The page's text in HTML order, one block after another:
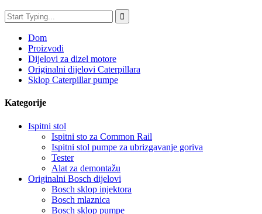
Dom
Proizvodi
Dijelovi za dizel motore
Originalni dijelovi Caterpillara
Sklop Caterpillar pumpe
Kategorije
Ispitni stol
Ispitni sto za Common Rail
Ispitni stol pumpe za ubrizgavanje goriva
Tester
Alat za demontažu
Originalni Bosch dijelovi
Bosch sklop injektora
Bosch mlaznica
Bosch sklop pumpe